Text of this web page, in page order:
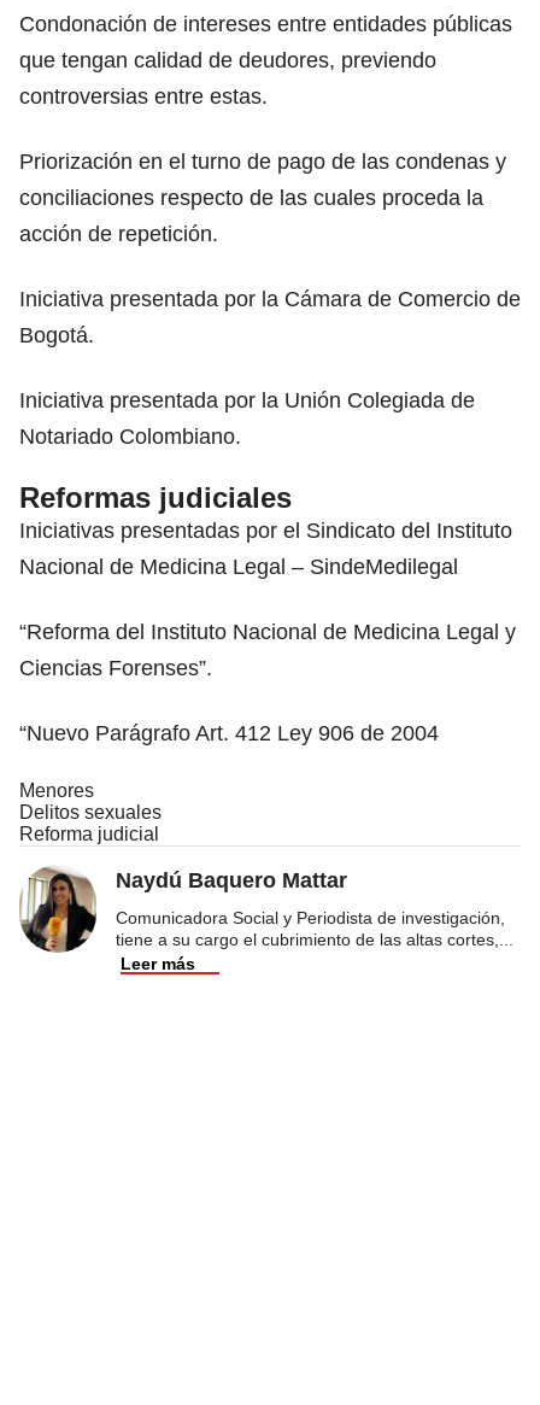
Condonación de intereses entre entidades públicas
que tengan calidad de deudores, previendo
controversias entre estas.
Priorización en el turno de pago de las condenas y
conciliaciones respecto de las cuales proceda la
acción de repetición.
Iniciativa presentada por la Cámara de Comercio de
Bogotá.
Iniciativa presentada por la Unión Colegiada de
Notariado Colombiano.
Reformas judiciales
Iniciativas presentadas por el Sindicato del Instituto
Nacional de Medicina Legal – SindeMedilegal
“Reforma del Instituto Nacional de Medicina Legal y
Ciencias Forenses”.
“Nuevo Parágrafo Art. 412 Ley 906 de 2004
Menores
Delitos sexuales
Reforma judicial
Naydú Baquero Mattar
Comunicadora Social y Periodista de investigación,
tiene a su cargo el cubrimiento de las altas cortes,
Leer más